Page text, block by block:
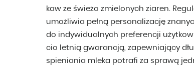
kaw ze świeżo zmielonych ziaren.
umożliwia pełną personalizację
do indywidualnych preferencji
cio letnią gwarancją, zapewniający
spieniania mleka potrafi za sprawą